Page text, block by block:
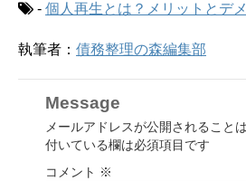
- 個人再生とは？メリットとデ
執筆者： 債務整理の森編集部
Message
メールアドレスが公開されること
付いている欄は必須項目です
コメント ※